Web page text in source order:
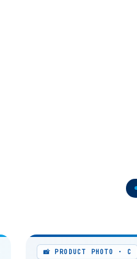
📸 PRODUCT PHOTO · C